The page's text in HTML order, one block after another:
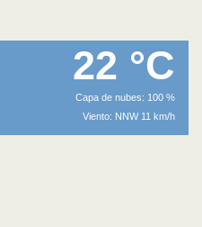
22 °C
Capa de nubes: 100 %
Viento: NNW 11 km/h